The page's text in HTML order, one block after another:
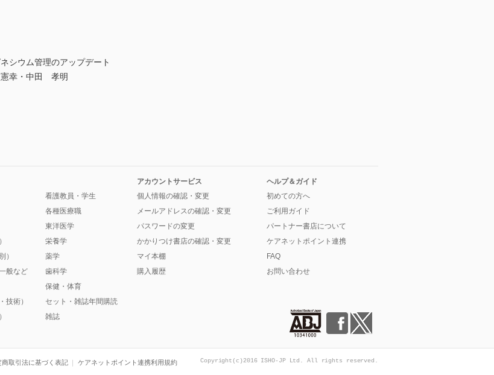
シウム管理のアップデート
幸・中田 孝明
）
般など
技術）
看護教員・学生
各種医療職
東洋医学
栄養学
薬学
歯科学
保健・体育
セット・雑誌年間購読
雑誌
アカウントサービス
個人情報の確認・変更
メールアドレスの確認・変更
パスワードの変更
かかりつけ書店の確認・変更
マイ本棚
購入履歴
ヘルプ＆ガイド
初めての方へ
ご利用ガイド
パートナー書店について
ケアネットポイント連携
FAQ
お問い合わせ
商取引法に基づく表記 ケアネットポイント連携利用規約 Copyright(c)2016 ISHO-JP Ltd. All rights reserved.